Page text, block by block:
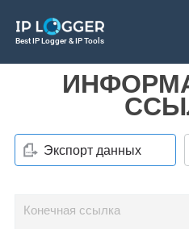
Best IP Logger & IP Tools
Экспорт данных
Конечная ссылка